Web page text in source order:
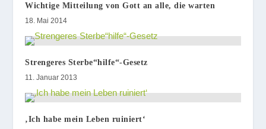
Wichtige Mitteilung von Gott an alle, die warten
18. Mai 2014
Strengeres Sterbe“hilfe“-Gesetz
11. Januar 2013
‚Ich habe mein Leben ruiniert‘